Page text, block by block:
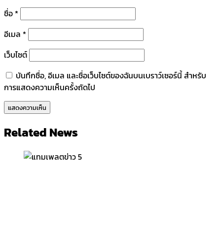
ชื่อ *
อีเมล *
เว็บไซต์
บันทึกชื่อ, อีเมล และชื่อเว็บไซต์ของฉันบนเบราว์เซอร์นี้ สำหรับ
การแสดงความเห็นครั้งถัดไป
Related News